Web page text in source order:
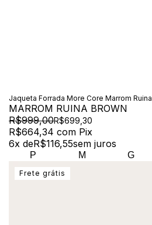
Jaqueta Forrada More Core Marrom Ruina
MARROM RUINA BROWN
R$999,00R$699,30
R$664,34 com Pix
6x deR$116,55sem juros
P M G
Frete grátis